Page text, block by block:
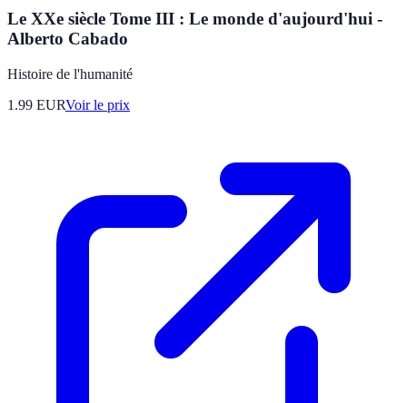
Le XXe siècle Tome III : Le monde d'aujourd'hui -
Alberto Cabado
Histoire de l'humanité
1.99 EURVoir le prix